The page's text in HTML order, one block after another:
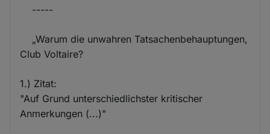
-----
„Warum die unwahren Tatsachenbehauptungen,
Club Voltaire?
1.) Zitat:
"Auf Grund unterschiedlichster kritischer
Anmerkungen (...)"